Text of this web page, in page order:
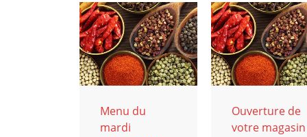
Menu du
mardi
Ouverture de
votre magasin